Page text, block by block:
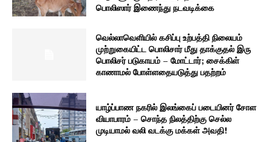
பொலிஸார் இணைந்து நடவடிக்கை
வெல்லாவெளியில் கசிப்பு உற்பத்தி நிலையம்
முற்றுகையிட்ட பொலிசார் மீது தாக்குதல் இரு
பொலிசர் படுகாயம் – மோட்டார்; சைக்கிள்
காணாமல் போள்ளதையடுத்து பதற்றம்
யாழ்ப்பாண நகரில் இலங்கைப் படையினர் சோள
வியாபாரம் – சொந்த நிலத்திற்கு செல்ல
முடியாமல் வலி வடக்கு மக்கள் அவதி!